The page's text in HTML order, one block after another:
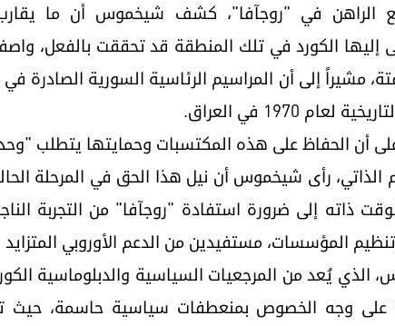
الكورد في تلك المنطقة قد تحققت بالفعل، واصفاً
مشيراً إلى أن المراسيم الرئاسية السورية الصادرة
أن الحفاظ على هذه المكتسبات وحمايتها يتطلب
الذاتي، رأى شيخموس أن نيل هذا الحق في المرحلة
ذاته إلى ضرورة استفادة "روجآفا" من التجربة
المؤسسات، مستفيدين من الدعم الأوروبي
يُعد من المرجعيات السياسية والدبلوماسية
على وجه الخصوص بمنعطفات سياسية حاسمة، حيث